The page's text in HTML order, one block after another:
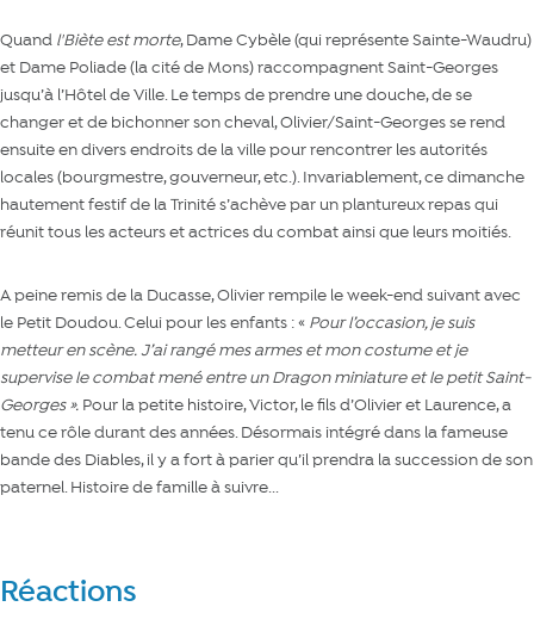
Quand l'Biète est morte, Dame Cybèle (qui représente Sainte-Waudru)
et Dame Poliade (la cité de Mons) raccompagnent Saint-Georges
jusqu’à l’Hôtel de Ville. Le temps de prendre une douche, de se
changer et de bichonner son cheval, Olivier/Saint-Georges se rend
ensuite en divers endroits de la ville pour rencontrer les autorités
locales (bourgmestre, gouverneur, etc.). Invariablement, ce dimanche
hautement festif de la Trinité s’achève par un plantureux repas qui
réunit tous les acteurs et actrices du combat ainsi que leurs moitiés.
A peine remis de la Ducasse, Olivier rempile le week-end suivant avec
le Petit Doudou. Celui pour les enfants : « Pour l’occasion, je suis
metteur en scène.J’ai rangé mes armes et mon costume et je
supervise le combat mené entre un Dragon miniature et le petit Saint-
Georges». Pour la petite histoire, Victor, le fils d’Olivier et Laurence, a
tenu ce rôle durant des années. Désormais intégré dans la fameuse
bande des Diables, il y a fort à parier qu’il prendra la succession de son
paternel. Histoire de famille à suivre...
Réactions